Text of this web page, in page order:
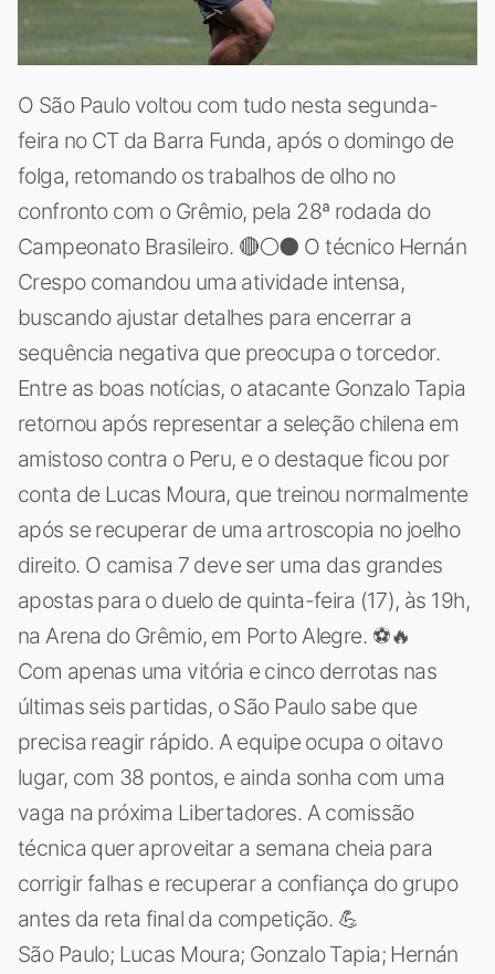
O São Paulo voltou com tudo nesta segunda-
feira no CT da Barra Funda, após o domingo de
folga, retomando os trabalhos de olho no
confronto com o Grêmio, pela 28ª rodada do
Campeonato Brasileiro. 🔴⚪⚫ O técnico Hernán
Crespo comandou uma atividade intensa,
buscando ajustar detalhes para encerrar a
sequência negativa que preocupa o torcedor.
Entre as boas notícias, o atacante Gonzalo Tapia
retornou após representar a seleção chilena em
amistoso contra o Peru, e o destaque ficou por
conta de Lucas Moura, que treinou normalmente
após se recuperar de uma artroscopia no joelho
direito. O camisa 7 deve ser uma das grandes
apostas para o duelo de quinta-feira (17), às 19h,
na Arena do Grêmio, em Porto Alegre. ⚽🔥
Com apenas uma vitória e cinco derrotas nas
últimas seis partidas, o São Paulo sabe que
precisa reagir rápido. A equipe ocupa o oitavo
lugar, com 38 pontos, e ainda sonha com uma
vaga na próxima Libertadores. A comissão
técnica quer aproveitar a semana cheia para
corrigir falhas e recuperar a confiança do grupo
antes da reta final da competição. 💪
São Paulo; Lucas Moura; Gonzalo Tapia; Hernán